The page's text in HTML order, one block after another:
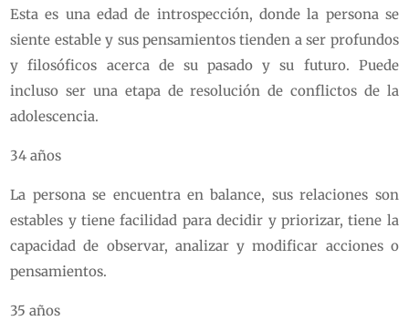
Esta es una edad de introspección, donde la persona se
siente estable y sus pensamientos tienden a ser profundos
y filosóficos acerca de su pasado y su futuro. Puede
incluso ser una etapa de resolución de conflictos de la
adolescencia.
34 años
La persona se encuentra en balance, sus relaciones son
estables y tiene facilidad para decidir y priorizar, tiene la
capacidad de observar, analizar y modificar acciones o
pensamientos.
35 años